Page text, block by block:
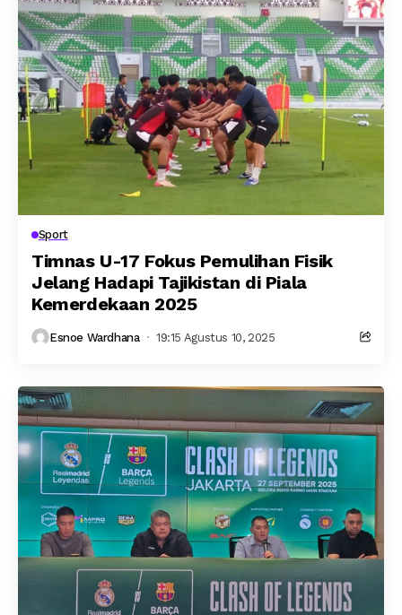
Sport
Timnas U-17 Fokus Pemulihan Fisik
Jelang Hadapi Tajikistan di Piala
Kemerdekaan 2025
Esnoe Wardhana 19:15 Agustus 10, 2025